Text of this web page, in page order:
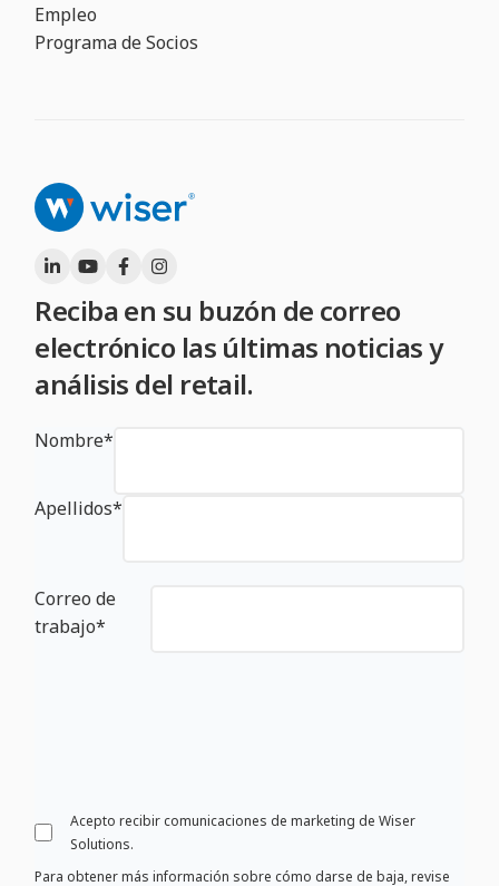
Empleo
Programa de Socios
Reciba en su buzón de correo
electrónico las últimas noticias y
análisis del retail.
Nombre*
Apellidos*
Correo de
trabajo*
Acepto recibir comunicaciones de marketing de Wiser
Solutions.
Para obtener más información sobre cómo darse de baja, revise